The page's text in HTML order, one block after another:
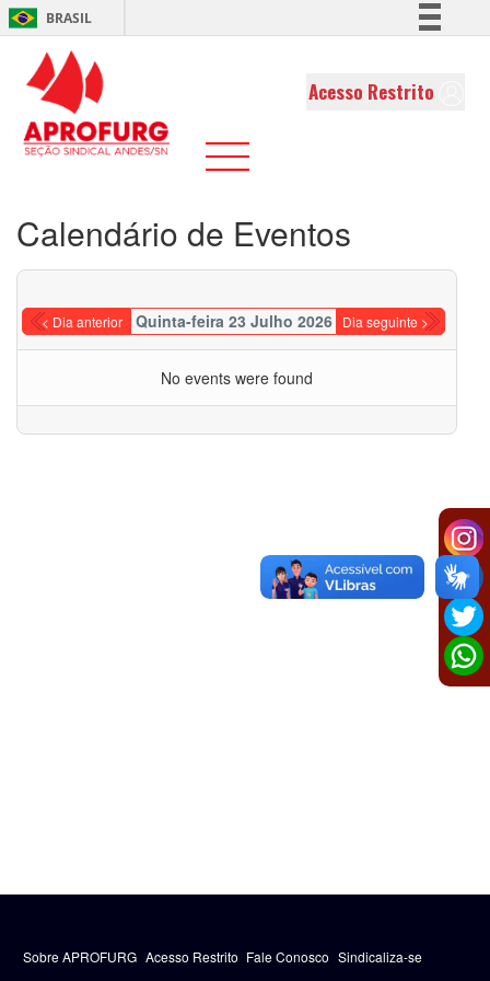
BRASIL
Comunica BR
Acesso Restrito
Calendário de Eventos
< Dia anterior Quinta-feira 23 Julho 2026 Dia seguinte >
No events were found
Sobre APROFURG Acesso Restrito Fale Conosco Sindicaliza-se